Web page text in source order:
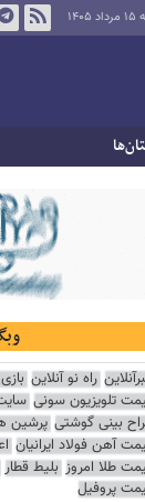
راه نو آنلاین
تلویزیون سونی
بینی گوشتی پرشین
آهن فولاد ایرانیان
طلا امروز بلیط قطار
پروفیل